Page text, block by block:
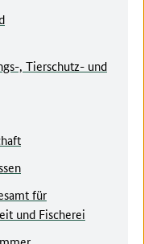
, Tierschutz- und
für
und Fischerei